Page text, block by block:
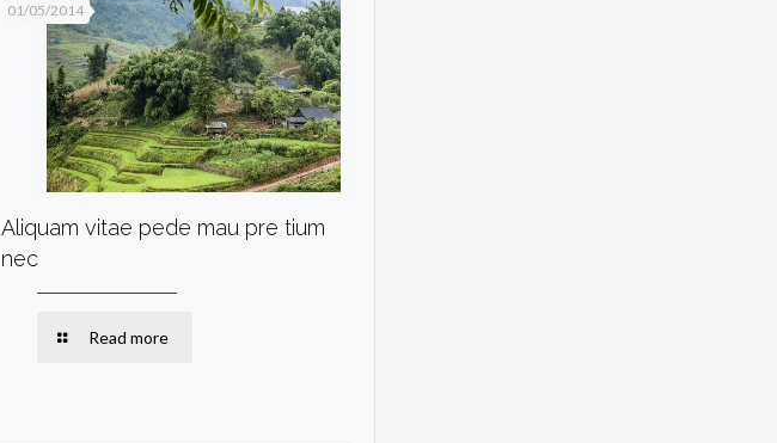
01/05/2014
Aliquam vitae pede mau pre tium
nec
Read more